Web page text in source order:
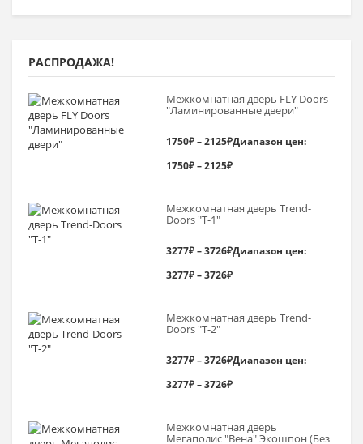
РАСПРОДАЖА!
Межкомнатная дверь FLY Doors
"Ламинированные двери"
1750₽–2125₽Диапазон цен:
1750₽ – 2125₽
Межкомнатная дверь Trend-
Doоrs "Т-1"
3277₽–3726₽Диапазон цен:
3277₽ – 3726₽
Межкомнатная дверь Trend-
Doоrs "Т-2"
3277₽–3726₽Диапазон цен:
3277₽ – 3726₽
Межкомнатная дверь
Мегаполис "Вена" Экошпон (Без